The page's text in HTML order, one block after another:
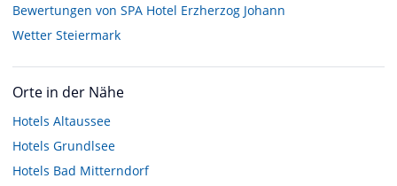
Bewertungen von SPA Hotel Erzherzog Johann
Wetter Steiermark
Orte in der Nähe
Hotels Altaussee
Hotels Grundlsee
Hotels Bad Mitterndorf